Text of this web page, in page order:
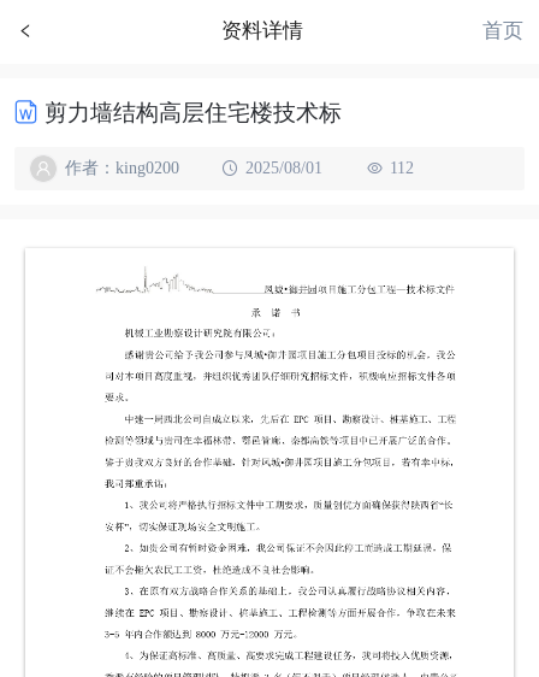
资料详情 首页
剪力墙结构高层住宅楼技术标
作者：king0200 2025/08/01 112